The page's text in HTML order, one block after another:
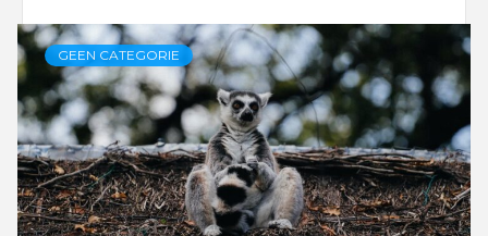
GEEN CATEGORIE